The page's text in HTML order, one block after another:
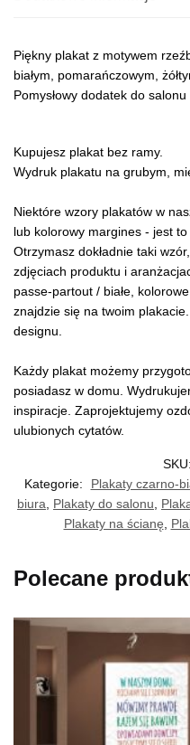
Piękny plakat z motywem
białym, pomarańczowym,
Pomysłowy dodatek do salonu
Kupujesz plakat bez ramy.
Wydruk plakatu na grubym,
Niektóre wzory plakatów w
lub kolorowy margines - jest
Otrzymasz dokładnie taki
zdjęciach produktu i
passe-partout / białe,
znajdzie się na twoim
designu.
Każdy plakat możemy
posiadasz w domu.
inspiracje. Zaprojektujemy
ulubionych cytatów.
SKU:
Kategorie:
Plakaty czarno-
biura, Plakaty do salonu,
Plakaty na ścianę,
Polecane